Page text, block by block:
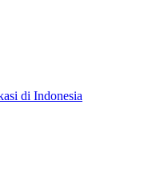
di Indonesia